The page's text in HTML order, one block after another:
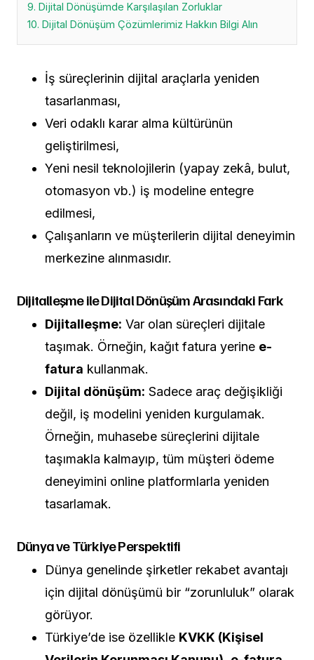
9. Dijital Dönüşümde Karşılaşılan Zorluklar
10. Dijital Dönüşüm Çözümlerimiz Hakkın Bilgi Alın
İş süreçlerinin dijital araçlarla yeniden
tasarlanması,
Veri odaklı karar alma kültürünün
geliştirilmesi,
Yeni nesil teknolojilerin (yapay zekâ, bulut,
otomasyon vb.) iş modeline entegre
edilmesi,
Çalışanların ve müşterilerin dijital deneyimin
merkezine alınmasıdır.
Dijitalleşme ile Dijital Dönüşüm Arasındaki Fark
Dijitalleşme: Var olan süreçleri dijitale
taşımak. Örneğin, kağıt fatura yerine e-
fatura kullanmak.
Dijital dönüşüm: Sadece araç değişikliği
değil, iş modelini yeniden kurgulamak.
Örneğin, muhasebe süreçlerini dijitale
taşımakla kalmayıp, tüm müşteri ödeme
deneyimini online platformlarla yeniden
tasarlamak.
Dünya ve Türkiye Perspektifi
Dünya genelinde şirketler rekabet avantajı
için dijital dönüşümü bir “zorunluluk” olarak
görüyor.
Türkiye’de ise özellikle KVKK (Kişisel